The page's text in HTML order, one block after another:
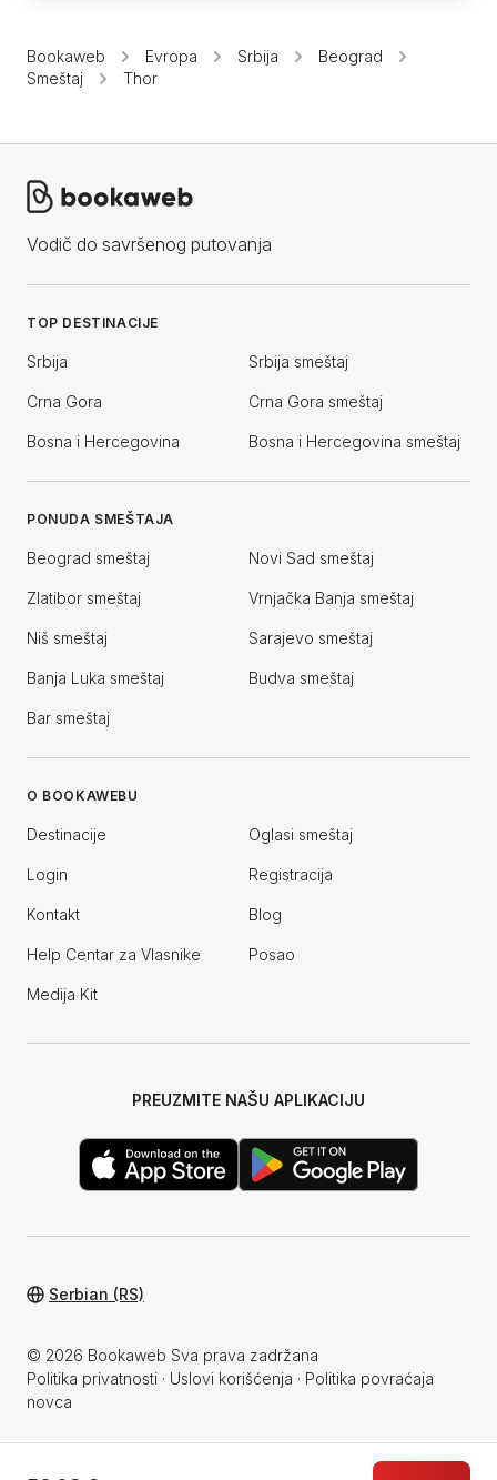
Bookaweb Evropa Srbija
Beograd
Smeštaj
Thor
Vodič do savršenog putovanja
TOP DESTINACIJE
Srbija Srbija smeštaj
Crna Gora Crna Gora smeštaj
Bosna i Hercegovina Bosna i Hercegovina smeštaj
PONUDA SMEŠTAJA
Beograd smeštaj Novi Sad smeštaj
Zlatibor smeštaj Vrnjačka Banja smeštaj
Niš smeštaj Sarajevo smeštaj
Banja Luka smeštaj Budva smeštaj
Bar smeštaj
O BOOKAWEBU
Destinacije Oglasi smeštaj
Login Registracija
Kontakt Blog
Help Centar za Vlasnike Posao
Medija Kit
PREUZMITE NAŠU APLIKACIJU
© 2026 Bookaweb Sva prava zadržana
Politika privatnosti · Uslovi korišćenja · Politika povraćaja
novca
Serbian (RS)